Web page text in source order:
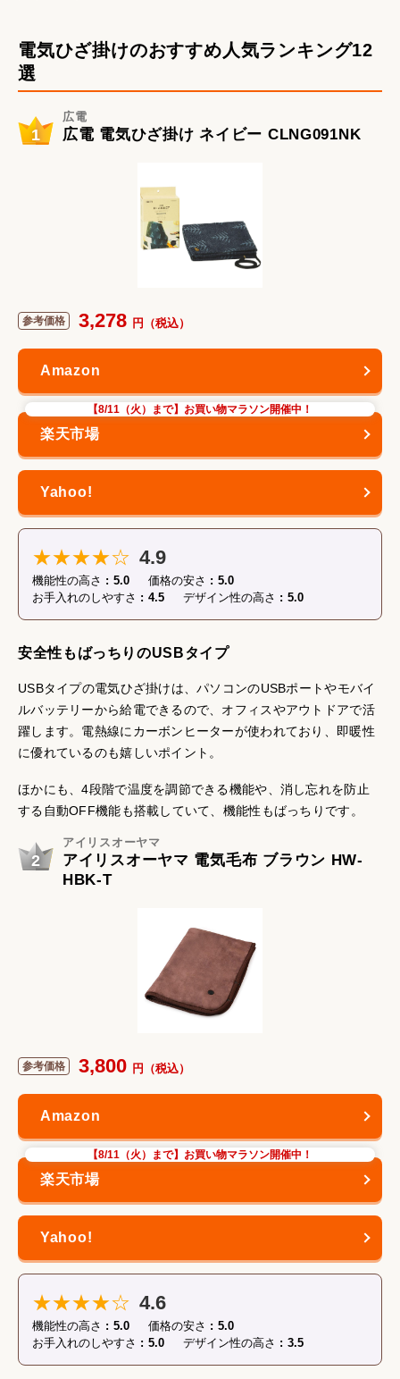
電気ひざ掛けのおすすめ人気ランキング12
選
1
広電
広電 電気ひざ掛け ネイビー CLNG091NK
3,278
【8/11（火）まで】お買い物マラソン開催中！
★★★★☆ 4.9
機能性の高さ 5.0 価格の安さ
5.0
お手入れのしやすさ
4.5 デザイン性の高さ 5.0
安全性もばっちりのUSBタイプ
USBタイプの電気ひざ掛けは、パソコンのUSBポートやモバイ
ルバッテリーから給電できるので、オフィスやアウトドアで活
躍します。電熱線にカーボンヒーターが使われており、即暖性
に優れているのも嬉しいポイント。
ほかにも、4段階で温度を調節できる機能や、消し忘れを防止
する自動OFF機能も搭載していて、機能性もばっちりです。
2
アイリスオーヤマ
アイリスオーヤマ 電気毛布 ブラウン HW-
HBK-T
3,800
【8/11（火）まで】お買い物マラソン開催中！
★★★★☆ 4.6
機能性の高さ 5.0 価格の安さ
5.0
お手入れのしやすさ
5.0 デザイン性の高さ 3.5